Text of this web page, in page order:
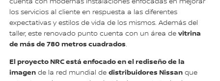
cuenta con modernas instalaciones enfocadas en mejorar
los servicios al cliente en respuesta a las diferentes
expectativas y estilos de vida de los mismos. Además del
taller, este renovado punto cuenta con un área devitrina
de más de 780 metros cuadrados.
El proyecto NRC está enfocado en el rediseño de la
imagen de la red mundial dedistribuidores Nissan que